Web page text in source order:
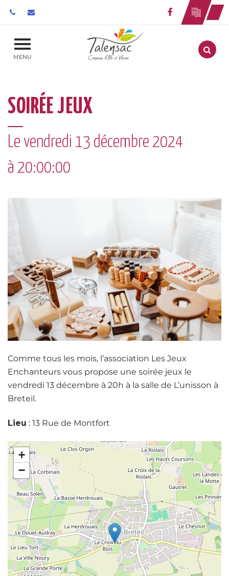
Lien vers le
MENU Aller
SOIRÉE JEUX
Le vendredi 13 décembre 2024
à 20:00:00
Comme tous les mois, l’association Les Jeux
Enchanteurs vous propose une soirée jeux le
vendredi 13 décembre à 20h à la salle de L’unisson à
Breteil.
Lieu : 13 Rue de Montfort
+
−